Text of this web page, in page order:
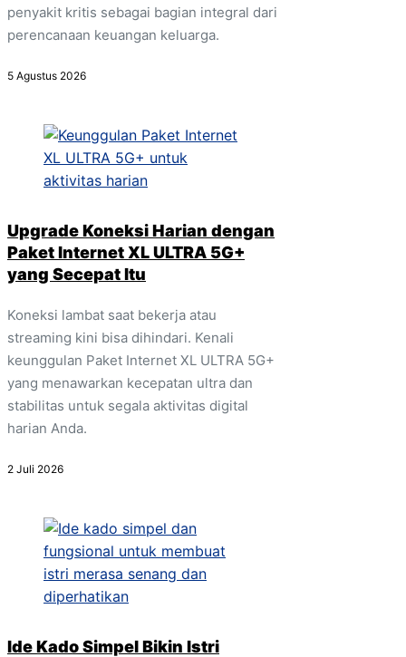
penyakit kritis sebagai bagian integral dari
perencanaan keuangan keluarga.
5 Agustus 2026
Upgrade Koneksi Harian dengan
Paket Internet XL ULTRA 5G+
yang Secepat Itu
Koneksi lambat saat bekerja atau
streaming kini bisa dihindari. Kenali
keunggulan Paket Internet XL ULTRA 5G+
yang menawarkan kecepatan ultra dan
stabilitas untuk segala aktivitas digital
harian Anda.
2 Juli 2026
Ide Kado Simpel Bikin Istri